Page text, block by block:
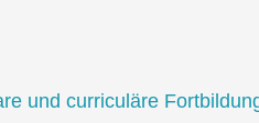
und curriculäre